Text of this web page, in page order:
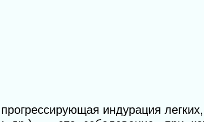
индурация